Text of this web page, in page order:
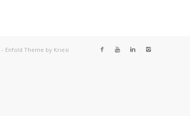
- Enfold Theme by Kriesi